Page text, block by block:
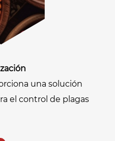
una solución
el control de plagas